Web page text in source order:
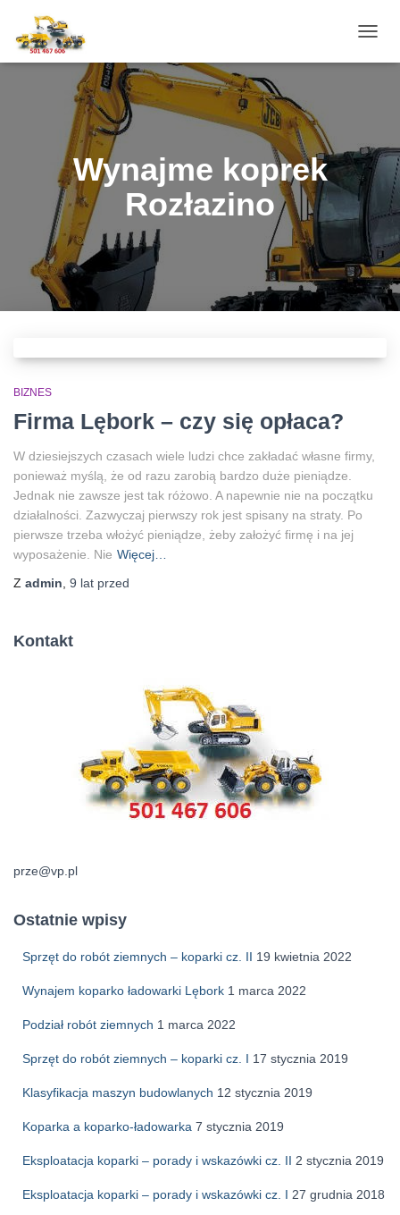
Wynajme koprek
Rozłazino
BIZNES
Firma Lębork – czy się opłaca?
W dziesiejszych czasach wiele ludzi chce zakładać własne firmy,
ponieważ myślą, że od razu zarobią bardzo duże pieniądze.
Jednak nie zawsze jest tak różowo. A napewnie nie na początku
działalności. Zazwyczaj pierwszy rok jest spisany na straty. Po
pierwsze trzeba włożyć pieniądze, żeby założyć firmę i na jej
wyposażenie. Nie Więcej…
Z admin 9 lat przed
Kontakt
prze@vp.pl
Ostatnie wpisy
Sprzęt do robót ziemnych – koparki cz. II 19 kwietnia 2022
Wynajem koparko ładowarki Lębork 1 marca 2022
Podział robót ziemnych 1 marca 2022
Sprzęt do robót ziemnych – koparki cz. I 17 stycznia 2019
Klasyfikacja maszyn budowlanych 12 stycznia 2019
Koparka a koparko-ładowarka 7 stycznia 2019
Eksploatacja koparki – porady i wskazówki cz. II 2 stycznia 2019
Eksploatacja koparki – porady i wskazówki cz. I 27 grudnia 2018